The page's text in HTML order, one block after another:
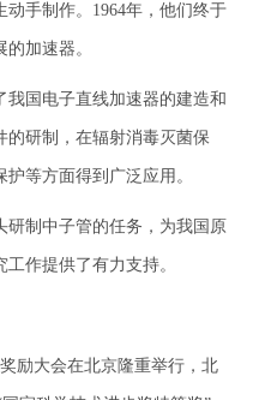
手制作。1964年，他们终于
加速器。
国电子直线加速器的建造和
的研制，在辐射消毒灭菌保
等方面得到广泛应用。
制中子管的任务，为我国原
作提供了有力支持。
励大会在北京隆重举行，北